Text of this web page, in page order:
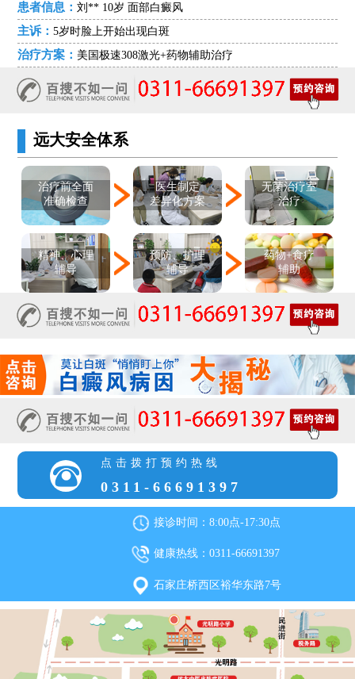
患者信息：刘** 10岁 面部白癜风
主诉：5岁时脸上开始出现白斑
治疗方案： 美国极速308激光+药物辅助治疗
远大安全体系
治疗前全面
准确检查
医生制定
差异化方案
无菌治疗室
治疗
精神、心理
辅导
预防、护理
辅导
药物+食疗
辅助
点击拨打预约热线
0311-66691397
接诊时间：8:00点-17:30点
健康热线：0311-66691397
石家庄桥西区裕华东路7号